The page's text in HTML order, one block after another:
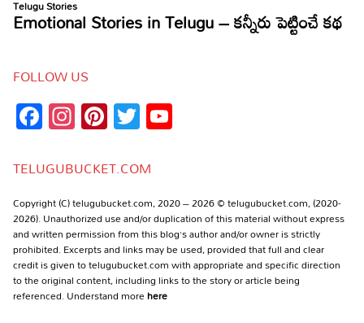
FOLLOW US
Facebook
Instagram
Pinterest
Twitter
TELUGUBUCKET.COM
Copyright (C) telugubucket.com, 2020 – 2026 © telugubucket.com, (2020-
2026). Unauthorized use and/or duplication of this material without express
and written permission from this blog’s author and/or owner is strictly
prohibited. Excerpts and links may be used, provided that full and clear
credit is given to telugubucket.com with appropriate and specific direction
to the original content, including links to the story or article being
referenced. Understand morehere